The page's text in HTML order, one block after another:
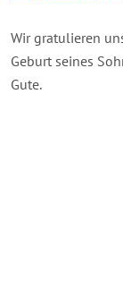
Wir gratulieren
Geburt seines
Gute.